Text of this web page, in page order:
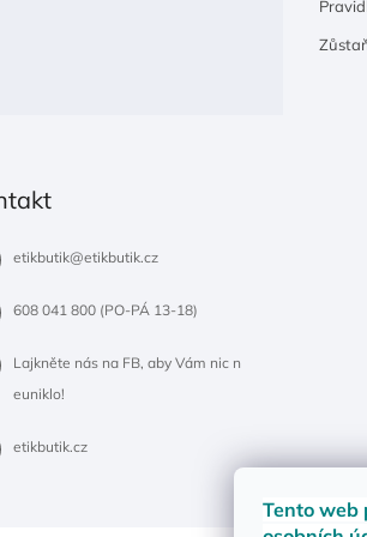
Tento web
etikbutik@etikbutik.cz
608 041 800 (PO-PÁ 13-18)
Lajkněte nás na FB, aby Vám nic n
euniklo!
etikbutik.cz